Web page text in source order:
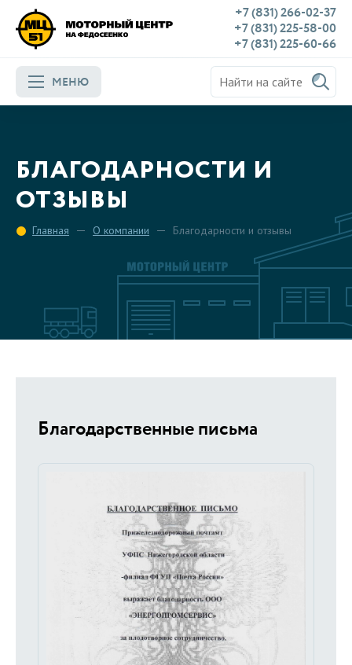
+7 (831) 266-02-37
+7 (831) 225-58-00
+7 (831) 225-60-66
МЕНЮ
БЛАГОДАРНОСТИ И
ОТЗЫВЫ
Главная О компании Благодарности и отзывы
Благодарственные письма